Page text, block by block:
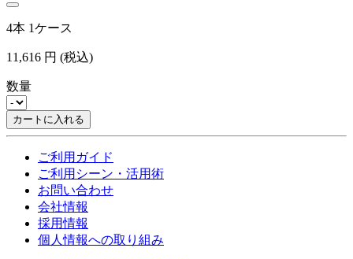
4本 1ケース
11,616 円 (税込)
数量
カートに入れる
ご利用ガイド
ご利用シーン・活用術
お問い合わせ
会社情報
採用情報
個人情報への取り組み